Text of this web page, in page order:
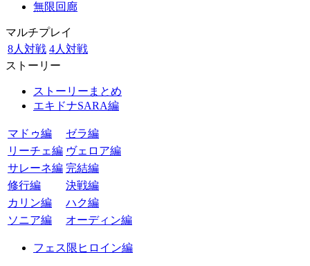
無限回廊
マルチプレイ
8人対戦 4人対戦
ストーリー
ストーリーまとめ
エキドナSARA編
マドゥ編
ゼラ編
リーチェ編 ヴェロア編
サレーネ編 完結編
修行編
決戦編
カリン編
ハク編
ソニア編
オーディン編
フェス限ヒロイン編